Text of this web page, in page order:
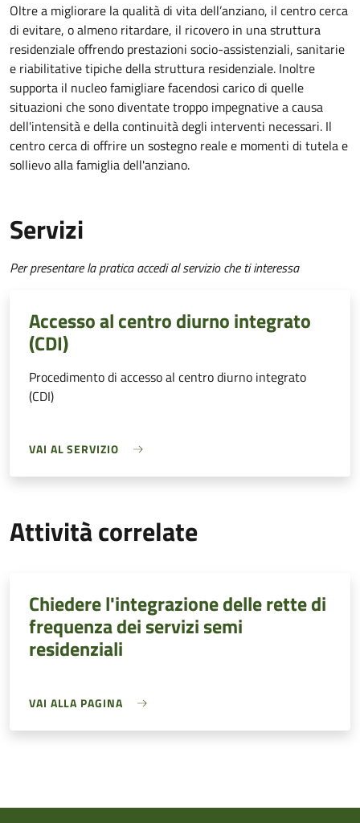
Oltre a migliorare la qualità di vita dell’anziano, il centro cerca
di evitare, o almeno ritardare, il ricovero in una struttura
residenziale offrendo prestazioni socio-assistenziali, sanitarie
e riabilitative tipiche della struttura residenziale. Inoltre
supporta il nucleo famigliare facendosi carico di quelle
situazioni che sono diventate troppo impegnative a causa
dell'intensità e della continuità degli interventi necessari. Il
centro cerca di offrire un sostegno reale e momenti di tutela e
sollievo alla famiglia dell'anziano.
Servizi
Per presentare la pratica accedi al servizio che ti interessa
Accesso al centro diurno integrato
(CDI)
Procedimento di accesso al centro diurno integrato
(CDI)
VAI AL SERVIZIO
Attività correlate
Chiedere l'integrazione delle rette di
frequenza dei servizi semi
residenziali
VAI ALLA PAGINA